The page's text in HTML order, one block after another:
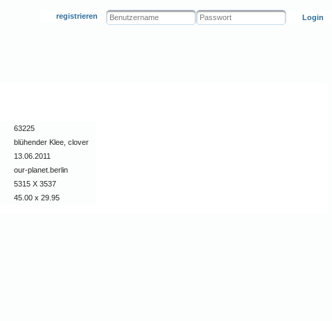
Login
registrieren
63225
blühender Klee, clover
13.06.2011
our-planet.berlin
5315 X 3537
45.00 x 29.95